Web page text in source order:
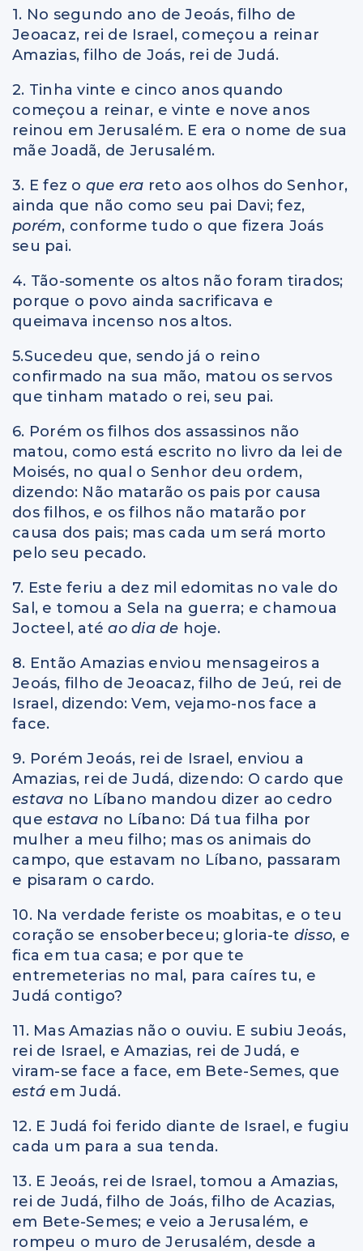
1. No segundo ano de Jeoás, filho de
Jeoacaz, rei de Israel, começou a reinar
Amazias, filho de Joás, rei de Judá.
2. Tinha vinte e cinco anos quando
começou a reinar, e vinte e nove anos
reinou em Jerusalém. E era o nome de sua
mãe Joadã, de Jerusalém.
3. E fez o que era reto aos olhos do Senhor,
ainda que não como seu pai Davi; fez,
porém, conforme tudo o que fizera Joás
seu pai.
4. Tão-somente os altos não foram tirados;
porque o povo ainda sacrificava e
queimava incenso nos altos.
5.Sucedeu que, sendo já o reino
confirmado na sua mão, matou os servos
que tinham matado o rei, seu pai.
6. Porém os filhos dos assassinos não
matou, como está escrito no livro da lei de
Moisés, no qual o Senhor deu ordem,
dizendo: Não matarão os pais por causa
dos filhos, e os filhos não matarão por
causa dos pais; mas cada um será morto
pelo seu pecado.
7. Este feriu a dez mil edomitas no vale do
Sal, e tomou a Sela na guerra; e chamoua
Jocteel, atéao dia de hoje.
8. Então Amazias enviou mensageiros a
Jeoás, filho de Jeoacaz, filho de Jeú, rei de
Israel, dizendo: Vem, vejamo-nos face a
face.
9. Porém Jeoás, rei de Israel, enviou a
Amazias, rei de Judá, dizendo: O cardo que
estava no Líbano mandou dizer ao cedro
que estava no Líbano: Dá tua filha por
mulher a meu filho; mas os animais do
campo, que estavam no Líbano, passaram
e pisaram o cardo.
10. Na verdade feriste os moabitas, e o teu
coração se ensoberbeceu; gloria-te disso, e
fica em tua casa; e por que te
entremeterias no mal, para caíres tu, e
Judá contigo?
11. Mas Amazias não o ouviu. E subiu Jeoás,
rei de Israel, e Amazias, rei de Judá, e
viram-se face a face, em Bete-Semes, que
está em Judá.
12. E Judá foi ferido diante de Israel, e fugiu
cada um para a sua tenda.
13. E Jeoás, rei de Israel, tomou a Amazias,
rei de Judá, filho de Joás, filho de Acazias,
em Bete-Semes; e veio a Jerusalém, e
rompeu o muro de Jerusalém, desde a